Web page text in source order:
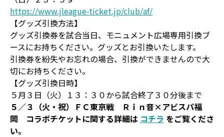
https://www.jleague-ticket.jp/club/af/
【グッズ引換方法】
グッズ引換券を試合当日、モニュメント広場専用引換ブ
ースにお持ちください。グッズとお引換いたします。
引換券を紛失やお忘れの場合、引換ができませんので大
切にお持ちください。
【グッズ引換日時】
５月３日（火）１３：３０から試合終了３０分後まで
５／３（火・祝）ＦＣ東京戦 Ｒｉｎ音×アビスパ福
岡 コラボチケットに関する詳細は コチラ をご覧くださ
い。